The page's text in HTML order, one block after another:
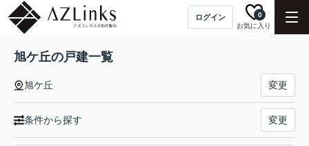
ログイン
お気に入り
0
旭ケ丘の戸建一覧
旭ケ丘 変更
条件から探す 変更